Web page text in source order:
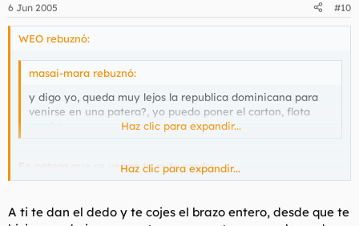
6 Jun 2005 #10
WEO rebuznó:
masai-mara rebuznó:
y digo yo, queda muy lejos la republica dominicana para
venirse en una patera?, yo puedo poner el carton, flota
Haz clic para expandir...
En patera que se venga tu puta madre.
No creo que sea un hilo para hacer bromitas, y menos tan
Haz clic para expandir...
A ti te dan el dedo y te cojes el brazo entero, desde que te